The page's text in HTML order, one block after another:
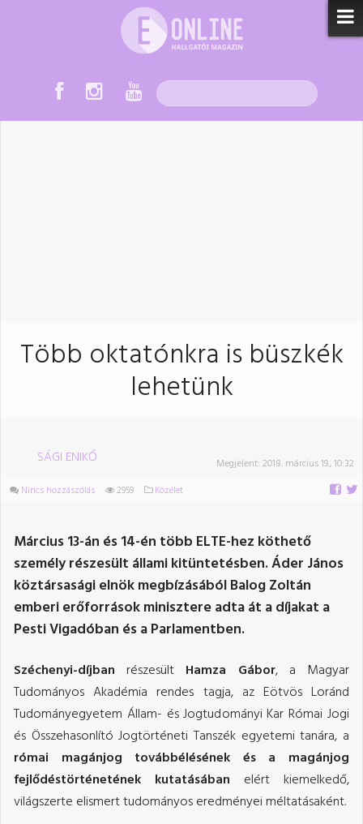
Több oktatónkra is büszkék
lehetünk
SÁGI ENIKŐ Megjelent: 2018. március 19., 10:32
Nincs hozzászólás 2959 Közélet
Március 13-án és 14-én több ELTE-hez köthető
személy részesült állami kitüntetésben. Áder János
köztársasági elnök megbízásából Balog Zoltán
emberi erőforrások minisztere adta át a díjakat a
Pesti Vigadóban és a Parlamentben.
Széchenyi-díjban részesült Hamza Gábor, a Magyar
Tudományos Akadémia rendes tagja, az Eötvös Loránd
Tudományegyetem Állam- és Jogtudományi Kar Római Jogi
és Összehasonlító Jogtörténeti Tanszék egyetemi tanára, a
római magánjog továbbélésének és a magánjog
fejlődéstörténetének kutatásában elért kiemelkedő,
világszerte elismert tudományos eredményei méltatásaként.